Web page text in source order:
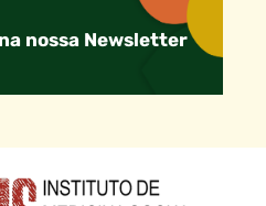
nossa Newsletter